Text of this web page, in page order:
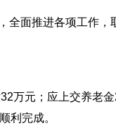
面推进各项工作，
万元；应上交养老
利完成。